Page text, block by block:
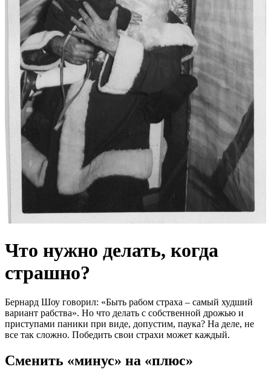
Что нужно делать, когда
страшно?
Бернард Шоу говорил: «Быть рабом страха – самый худший
вариант рабства». Но что делать с собственной дрожью и
приступами паники при виде, допустим, паука? На деле, не
все так сложно. Победить свои страхи может каждый.
Сменить «минус» на «плюс»